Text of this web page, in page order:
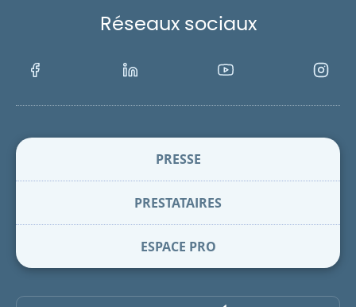
Réseaux sociaux
Facebook LinkedIn Youtube
PRESSE
PRESTATAIRES
ESPACE PRO